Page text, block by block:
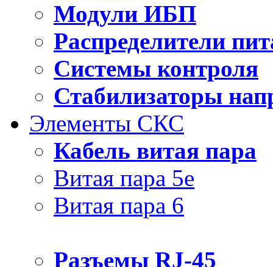
Модули ИБП
Распределители
Системы контроля
Стабилизаторы
Элементы СКС
Кабель витая пара
Витая пара 5e
Витая пара 6
Разъемы RJ-45